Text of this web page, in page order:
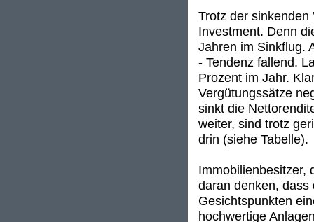
Trotz der
Investment. Denn
Jahren im Sinkflug.
- Tendenz fallend.
Prozent im Jahr.
Vergütungssätze
sinkt die
weiter, sind trotz
drin (siehe Tabelle).
Immobilienbesitzer,
daran denken,
Gesichtspunkten
hochwertige